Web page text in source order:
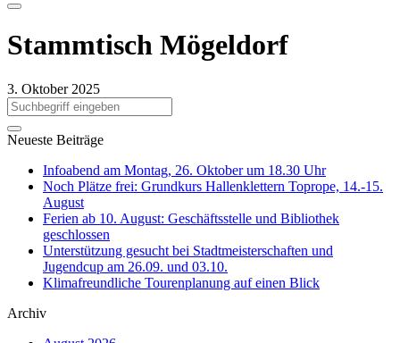
Stammtisch Mögeldorf
3. Oktober 2025
Neueste Beiträge
Infoabend am Montag, 26. Oktober um 18.30 Uhr
Noch Plätze frei: Grundkurs Hallenklettern Toprope, 14.-15.
August
Ferien ab 10. August: Geschäftsstelle und Bibliothek
geschlossen
Unterstützung gesucht bei Stadtmeisterschaften und
Jugendcup am 26.09. und 03.10.
Klimafreundliche Tourenplanung auf einen Blick
Archiv